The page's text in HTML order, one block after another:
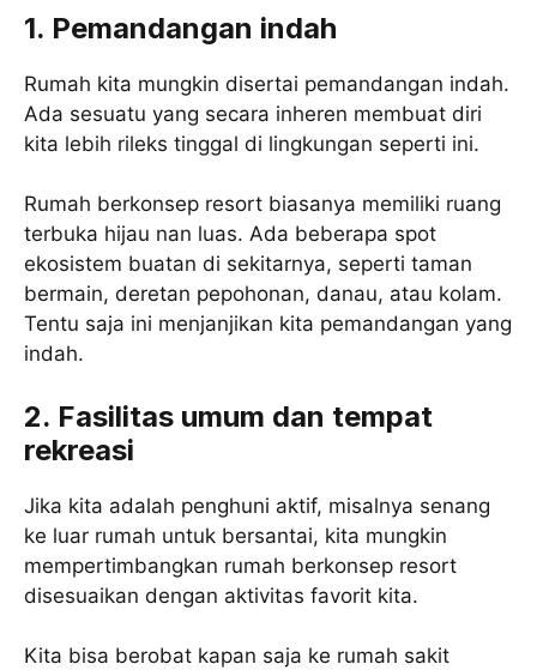
1. Pemandangan indah
Rumah kita mungkin disertai pemandangan indah.
Ada sesuatu yang secara inheren membuat diri
kita lebih rileks tinggal di lingkungan seperti ini.
Rumah berkonsep resort biasanya memiliki ruang
terbuka hijau nan luas. Ada beberapa spot
ekosistem buatan di sekitarnya, seperti taman
bermain, deretan pepohonan, danau, atau kolam.
Tentu saja ini menjanjikan kita pemandangan yang
indah.
2. Fasilitas umum dan tempat
rekreasi
Jika kita adalah penghuni aktif, misalnya senang
ke luar rumah untuk bersantai, kita mungkin
mempertimbangkan rumah berkonsep resort
disesuaikan dengan aktivitas favorit kita.
Kita bisa berobat kapan saja ke rumah sakit